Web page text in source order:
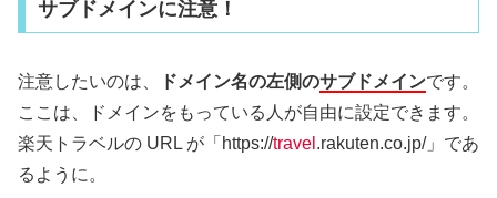
サブドメインに注意！
注意したいのは、 ドメイン名の左側のサブドメインです。
ここは、ドメインをもっている人が自由に設定できます。
楽天トラベルの URL が「https://travel .rakuten.co.jp/」であ
るように。